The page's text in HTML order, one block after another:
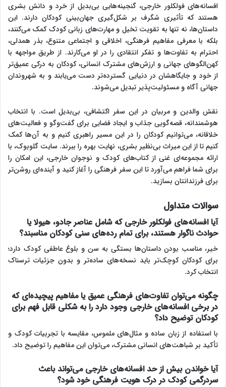
افسانه‌های فولکلور خارجی، گنجینه‌هایی بی‌بدیل از خرد و دانش بشری
هستند که تأثیری شگرف بر شکل‌گیری جهان‌بینی کودکان دارند. این
داستان‌ها، نه تنها به تقویت تخیل و مهارت‌های زبانی کودک کمک می‌کنند،
بلکه با معرفی مفاهیم فرهنگی، اخلاقی و اجتماعی متنوع، بذر همدلی،
احترام به تفاوت‌ها و تفکر انتقادی را در او می‌کارند. از طریق مواجهه با
کهن‌الگوهای جهانی و ارزش‌های مشترک انسانی، کودکان به درکی عمیق‌تر
از خود و جایگاهشان در دنیایی گسترده‌تر دست می‌یابند و به شهروندان
جهانی آگاه و مسئولیت‌پذیر تبدیل می‌شوند.
نقش والدین و مربیان در این سفر اکتشافی، بی‌بدیل است. با انتخاب
هوشمندانه، قصه‌گویی جذاب و ایجاد فضایی برای گفت‌وگو و فعالیت‌های
خلاقانه، می‌توانیم کودکان را در این مسیر راهبری کنیم و به آن‌ها کمک
کنیم تا از این میراث بی‌نظیر بشری، نهایت بهره را ببرند. سایت گلوبوک، با
ارائه مجموعه‌ای غنی از کتاب‌های کودک و نوجوان خارجی، این امکان را
برای شما فراهم می‌آورد تا این سفر فرهنگی را آغاز کنید و آینده‌ای روشن‌تر
برای فرزندانتان بسازید.
سوالات متداول
آیا افسانه‌های فولکلور خارجی که شامل عناصر جادو، هیولا یا
حوادث ناگوار هستند، برای تمام رده‌های سنی کودکان مناسبند؟
خیر، مناسب بودن داستان‌ها بستگی به سن و بلوغ عاطفی کودک دارد؛
برای کودکان کوچک‌تر باید نسخه‌های ساده‌تر و بدون جزئیات ترسناک
انتخاب کرد.
چگونه می‌توان تفاوت‌های فرهنگی عمیق یا مفاهیم پیچیده‌ای که
در برخی افسانه‌های خارجی وجود دارد را به شکلی قابل فهم برای
کودکان توضیح داد؟
با استفاده از زبان ساده و مثال‌های ملموس، مقایسه با تجربیات کودک و
تأکید بر شباهت‌های انسانی مشترک، می‌توان این مفاهیم را توضیح داد.
آیا خواندن بیش از حد افسانه‌های خارجی می‌تواند باعث
سردرگمی کودک در درک هویت فرهنگی خود شود؟